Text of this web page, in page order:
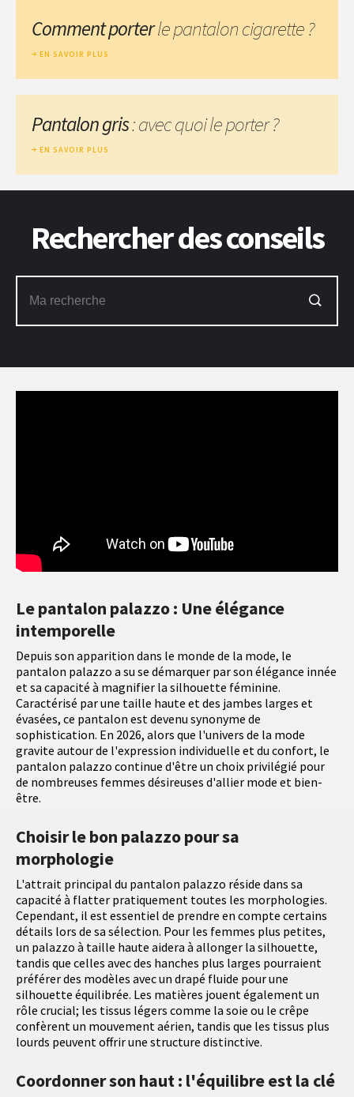
Le pantalon palazzo : Une élégance
intemporelle
Depuis son apparition dans le monde de la mode, le
pantalon palazzo a su se démarquer par son élégance innée
et sa capacité à magnifier la silhouette féminine.
Caractérisé par une taille haute et des jambes larges et
évasées, ce pantalon est devenu synonyme de
sophistication. En 2026, alors que l'univers de la mode
gravite autour de l'expression individuelle et du confort, le
pantalon palazzo continue d'être un choix privilégié pour
de nombreuses femmes désireuses d'allier mode et bien-
être.
Choisir le bon palazzo pour sa
morphologie
L'attrait principal du pantalon palazzo réside dans sa
capacité à flatter pratiquement toutes les morphologies.
Cependant, il est essentiel de prendre en compte certains
détails lors de sa sélection. Pour les femmes plus petites,
un palazzo à taille haute aidera à allonger la silhouette,
tandis que celles avec des hanches plus larges pourraient
préférer des modèles avec un drapé fluide pour une
silhouette équilibrée. Les matières jouent également un
rôle crucial; les tissus légers comme la soie ou le crêpe
confèrent un mouvement aérien, tandis que les tissus plus
lourds peuvent offrir une structure distinctive.
Coordonner son haut : l'équilibre est la clé
Comment porterle pantalon cigarette ?
EN SAVOIR PLUS
Pantalon gris: avec quoi le porter ?
EN SAVOIR PLUS
Rechercher des conseils